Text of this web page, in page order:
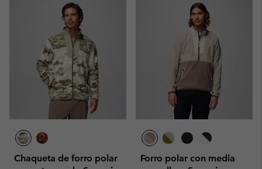
Chaqueta de forro polar
Forro polar con media